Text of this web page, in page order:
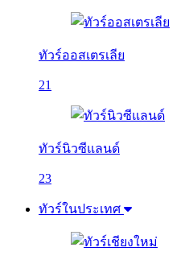
ทัวร์ออสเตรเลีย
21
ทัวร์นิวซีแลนด์
23
ทัวร์ในประเทศ